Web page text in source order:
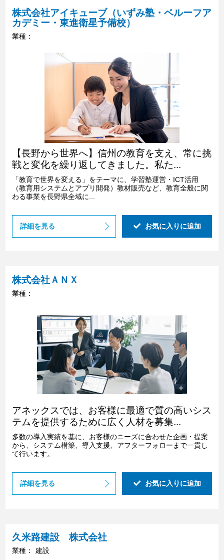
株式会社アイキューブ（いずみ塾・ベルーフア
カデミー・東進衛星予備校）
業種：
【長野から世界へ】信州の教育を支え、常に挑
戦と変化を繰り返してきました。私た...
「教育で世界を変える」をテーマに、学習塾運営・ICT活用
（教育用システムとアプリ開発）教材販売など、教育全般に関
わる事業を長野県全域に...
詳細を見る お気に入りに追加
株式会社ＡＮＸ
業種：
アネックスでは、お客様に最適で質の高いシス
テムを提供するために広く人材を募集...
多数の導入実績を基に、お客様のニーズに合わせた企画・提案
から、システム構築、導入支援、アフターフォローまで一貫し
て行います。
詳細を見る お気に入りに追加
久米路建設 株式会社
業種： 建設